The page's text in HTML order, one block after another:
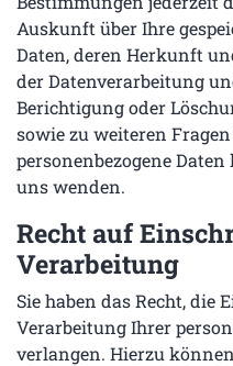
Auskunft über Ihre
Daten, deren Herkunft
der Datenverarbeitung
Berichtigung oder
sowie zu weiteren
personenbezogene
uns wenden.
Recht auf
Verarbeitung
Sie haben das Recht, die
Verarbeitung Ihrer
verlangen. Hierzu